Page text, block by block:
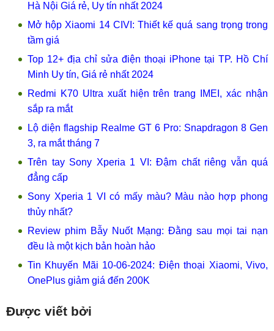
Hà Nội Giá rẻ, Uy tín nhất 2024
Mở hộp Xiaomi 14 CIVI: Thiết kế quá sang trọng trong
tầm giá
Top 12+ địa chỉ sửa điện thoại iPhone tại TP. Hồ Chí
Minh Uy tín, Giá rẻ nhất 2024
Redmi K70 Ultra xuất hiện trên trang IMEI, xác nhận
sắp ra mắt
Lộ diện flagship Realme GT 6 Pro: Snapdragon 8 Gen
3, ra mắt tháng 7
Trên tay Sony Xperia 1 VI: Đậm chất riêng vẫn quá
đẳng cấp
Sony Xperia 1 VI có mấy màu? Màu nào hợp phong
thủy nhất?
Review phim Bẫy Nuốt Mạng: Đằng sau mọi tai nạn
đều là một kịch bản hoàn hảo
Tin Khuyến Mãi 10-06-2024: Điện thoại Xiaomi, Vivo,
OnePlus giảm giá đến 200K
Được viết bởi